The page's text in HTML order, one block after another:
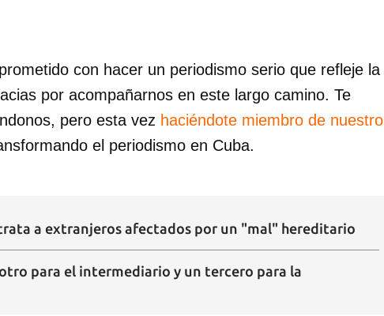
con hacer un periodismo serio que refleje la
por acompañarnos en este largo camino. Te
pero esta vez haciéndote miembro de nuestro
el periodismo en Cuba.
a extranjeros afectados por un "mal" hereditario
para el intermediario y un tercero para la